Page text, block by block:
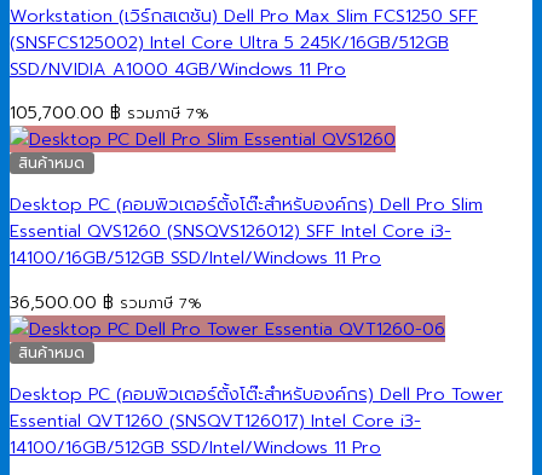
Workstation (เวิร์กสเตชัน) Dell Pro Max Slim FCS1250 SFF
(SNSFCS125002) Intel Core Ultra 5 245K/16GB/512GB
SSD/NVIDIA A1000 4GB/Windows 11 Pro
105,700.00 ฿ รวมภาษี 7%
สินค้าหมด
Desktop PC (คอมพิวเตอร์ตั้งโต๊ะสำหรับองค์กร) Dell Pro Slim
Essential QVS1260 (SNSQVS126012) SFF Intel Core i3-
14100/16GB/512GB SSD/Intel/Windows 11 Pro
36,500.00 ฿ รวมภาษี 7%
สินค้าหมด
Desktop PC (คอมพิวเตอร์ตั้งโต๊ะสำหรับองค์กร) Dell Pro Tower
Essential QVT1260 (SNSQVT126017) Intel Core i3-
14100/16GB/512GB SSD/Intel/Windows 11 Pro